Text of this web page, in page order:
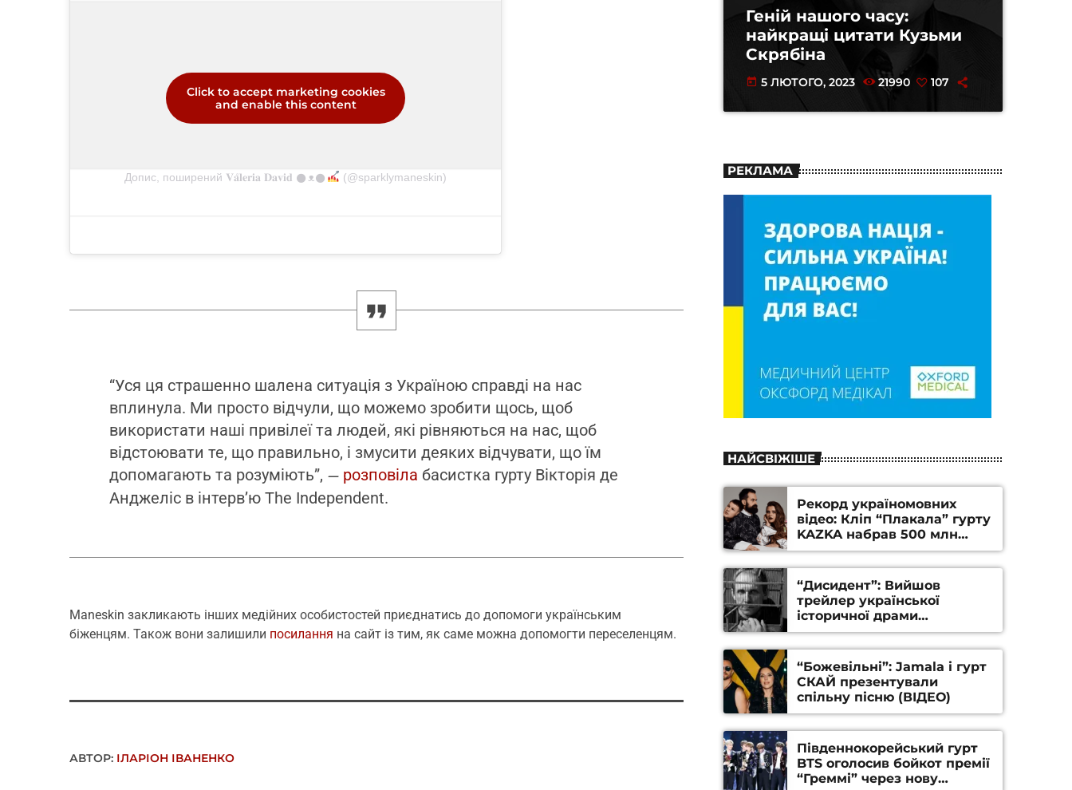
Допис, поширений 𝐕𝐚̊𝐥𝐞𝐫𝐢𝐚 𝐃𝐚𝐯𝐢𝐝 𒊹︎︎︎ᴥ︎︎︎𒊹︎︎ (@sparklymaneskin)
Click to accept marketing cookies
and enable this content
“Уся ця страшенно шалена ситуація з Україною справді на нас
вплинула. Ми просто відчули, що можемо зробити щось, щоб
використати наші привілеї та людей, які рівняються на нас, щоб
відстоювати те, що правильно, і змусити деяких відчувати, що їм
допомагають та розуміють”, — розповіла басистка гурту Вікторія де
Анджеліс в інтерв’ю The Independent.
Maneskin закликають інших медійних особистостей приєднатись до допомоги українським
біженцям. Також вони залишили посилання на сайт із тим, як саме можна допомогти переселенцям.
АВТОР: ІЛАРІОН ІВАНЕНКО
Геній нашого часу:
найкращі цитати Кузьми
Скрябіна
today 5 ЛЮТОГО, 2023 21990 107
РЕКЛАМА
НАЙСВІЖІШЕ
Рекорд україномовних
відео: Кліп “Плакала” гурту
KAZKA набрав 500 млн
переглядів на YouTube
“Дисидент”: Вийшов
трейлер української
історичної драми
Станіслава Гуренка та
Андрія Алфьорова (ВІДЕО)
“Божевільні”: Jamala і гурт
СКАЙ презентували
спільну пісню (ВІДЕО)
Південнокорейський гурт
BTS оголосив бойкот премії
“Греммі” через нову